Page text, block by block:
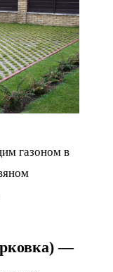
газоном в
—